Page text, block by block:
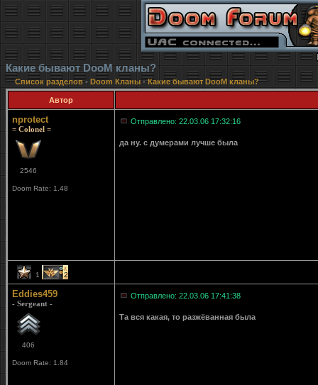
Какие бывают DooM кланы?
Список разделов- Doom Кланы-Какие бывают DooM кланы?
Автор
nprotect
= Colonel =
2546
Doom Rate: 1.48
Отправлено: 22.03.06 17:32:16
да ну. с думерами лучше была
1 2
Eddies459
- Sergeant -
406
Doom Rate: 1.84
Отправлено: 22.03.06 17:41:38
Та вся какая, то разжёванная была